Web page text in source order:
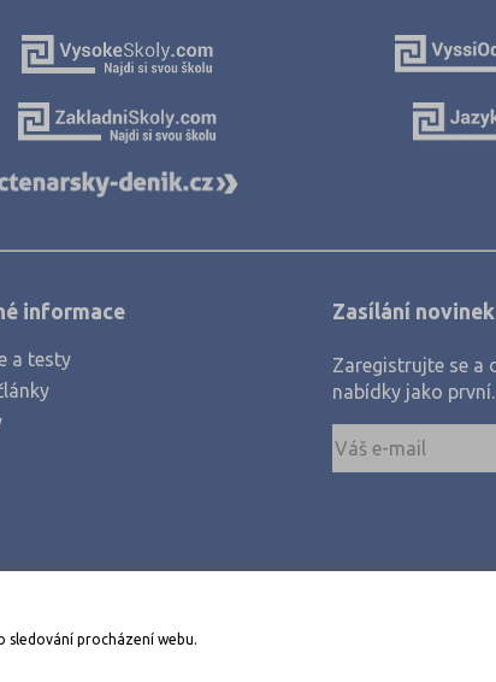
škol
informace
a testy
Zasílání novinek
Zaregistrujte se a
nabídky jako první.
sledování procházení webu.